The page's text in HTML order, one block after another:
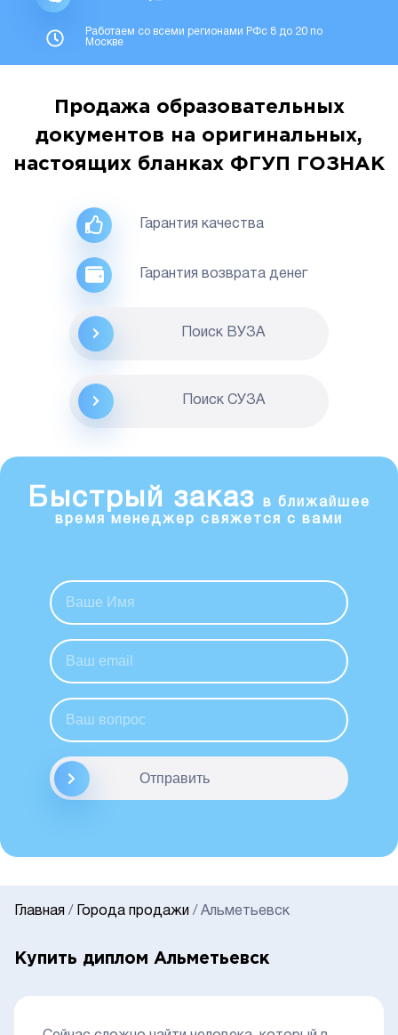
Работаем со всеми регионами РФс 8 до 20 по
Москве
Продажа образовательных
документов на оригинальных,
настоящих бланках ФГУП ГОЗНАК
Гарантия качества
Гарантия возврата денег
Поиск ВУЗА
Поиск CУЗА
Быстрый заказ
в ближайшее
время менеджер свяжется с вами
Отправить
Главная / Города продажи / Альметьевск
Купить диплом Альметьевск